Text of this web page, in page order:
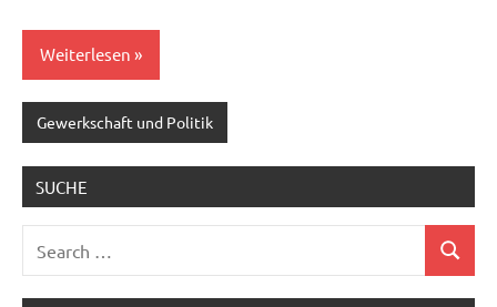
Weiterlesen
Gewerkschaft und Politik
SUCHE
for:
Search